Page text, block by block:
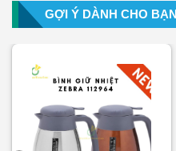
2. Đặc Điểm Nổi Bật
Zebra Inox Smart III –
Dưới đâyBình Nước Teen
bật của loại bình giữ nhiệt
GỢI Ý DÀNH CHO BẠN